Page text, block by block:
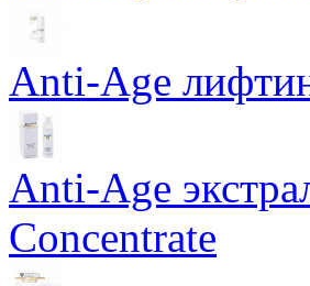
Anti-Age
Anti-Age
Concentrate